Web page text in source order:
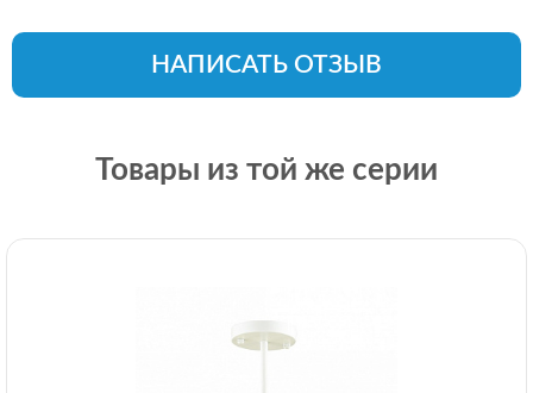
НАПИСАТЬ ОТЗЫВ
Товары из той же серии